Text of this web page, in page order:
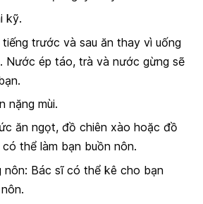
kỹ.
trước và sau ăn thay vì uống
Nước ép táo, trà và nước gừng sẽ
nặng mùi.
ăn ngọt, đồ chiên xào hoặc đồ
thể làm bạn buồn nôn.
nôn: Bác sĩ có thể kê cho bạn